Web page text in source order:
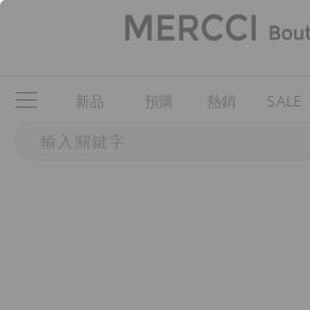
新品 預購 熱銷 SALE